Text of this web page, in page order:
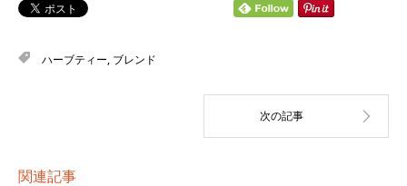
ハーブティー, ブレンド
関連記事